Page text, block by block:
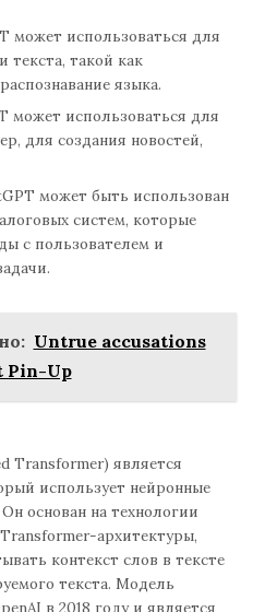
может использоваться для
текста, такой как
языка.
может использоваться для
для создания новостей,
может быть использован
систем, которые
с пользователем и
Untrue accusations
Pin-Up
Transformer) является
использует нейронные
основан на технологии
архитектуры,
контекст слов в тексте
текста. Модель